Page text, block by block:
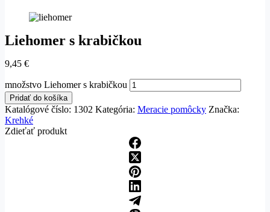
Liehomer s krabičkou
9,45 €
množstvo Liehomer s krabičkou
Pridať do košíka
Katalógové číslo: 1302 Kategória: Meracie pomôcky Značka:
Krehké
Zdieťať produkt